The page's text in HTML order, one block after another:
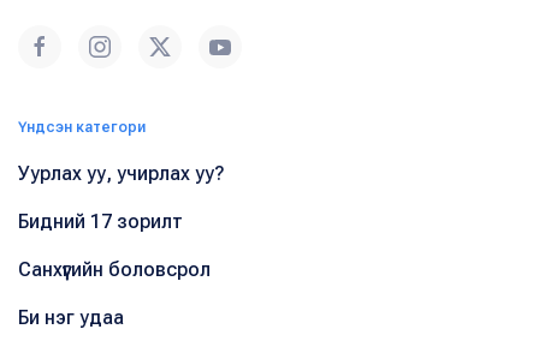
Үндсэн категори
Уурлах уу, учирлах уу?
Бидний 17 зорилт
Санхүүгийн боловсрол
Би нэг удаа